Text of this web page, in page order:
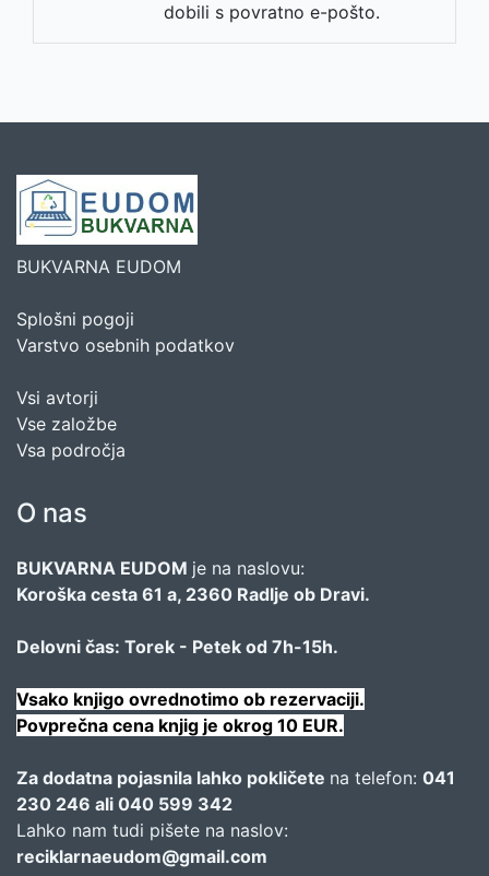
dobili s povratno e-pošto.
BUKVARNA EUDOM
Splošni pogoji
Varstvo osebnih podatkov
Vsi avtorji
Vse založbe
Vsa področja
O nas
BUKVARNA EUDOM je na naslovu:
Koroška cesta 61 a, 2360 Radlje ob Dravi.
Delovni čas: Torek - Petek od 7h-15h.
Vsako knjigo ovrednotimo ob rezervaciji.
Povprečna cena knjig je okrog 10 EUR.
Za dodatna pojasnila lahko pokličete na telefon: 041
230 246 ali 040 599 342
Lahko nam tudi pišete na naslov:
reciklarnaeudom@gmail.com